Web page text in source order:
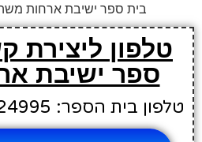
בית ספר ישיבת ארחות
טלפון ליצירת
ספר ישיבת
טלפון בית הספר: 072-2224995